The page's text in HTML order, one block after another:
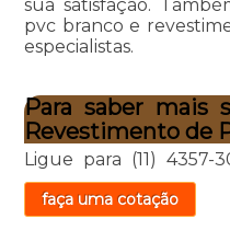
sua satisfação.
pvc branco e
especialistas.
Para saber mais
Revestimento de
Ligue para (11) 4357-
faça uma cotação